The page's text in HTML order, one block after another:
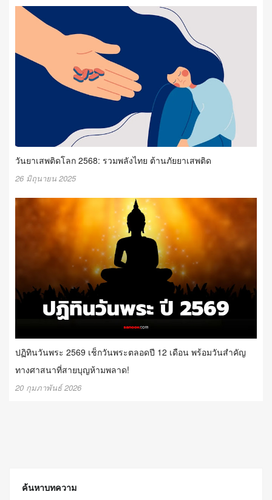
วันยาเสพติดโลก 2568: รวมพลังไทย ต้านภัยยาเสพติด
26 มิถุนายน 2025
ปฏิทินวันพระ 2569 เช็กวันพระตลอดปี 12 เดือน พร้อมวันสำคัญ
ทางศาสนาที่สายบุญห้ามพลาด!
20 กุมภาพันธ์ 2026
ค้นหาบทความ